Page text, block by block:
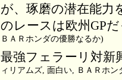
が、琢磨の潜在能力
のレースは欧州GP
ＢＡＲホンダの優勝なるか)
最強フェラーリ対
ィリアムズ, 面白い, ＢＡＲホ